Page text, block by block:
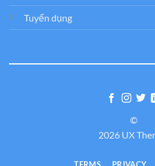
Tuyển dụng
©
2026 UX